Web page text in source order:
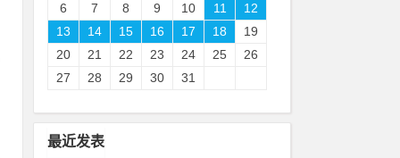
6
7 8 9 10 11
12
13
14 15 16 17 18
19
20
21 22 23 24 25
26
27
28 29 30 31
最近发表